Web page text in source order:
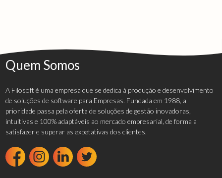
Quem Somos
A Filosoft é uma empresa que se dedica à produção e desenvolvimento
de soluções de software para Empresas. Fundada em 1988, a
prioridade passa pela oferta de soluções de gestão inovadoras,
intuitivas e 100% adaptáveis ao mercado empresarial, de forma a
satisfazer e superar as expetativas dos clientes.